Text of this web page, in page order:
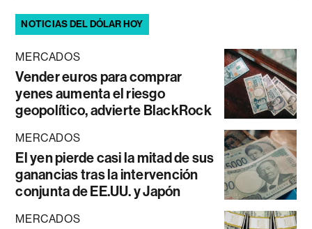
NOTICIAS DEL DÓLAR HOY
MERCADOS
Vender euros para comprar
yenes aumenta el riesgo
geopolítico, advierte BlackRock
MERCADOS
El yen pierde casi la mitad de sus
ganancias tras la intervención
conjunta de EE.UU. y Japón
MERCADOS